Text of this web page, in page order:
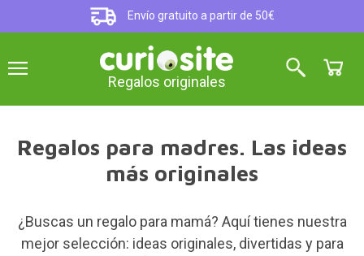
Envío gratuito a partir de 50€
Regalos originales
Regalos para madres. Las ideas
más originales
¿Buscas un regalo para mamá? Aquí tienes nuestra
mejor selección: ideas originales, divertidas y para